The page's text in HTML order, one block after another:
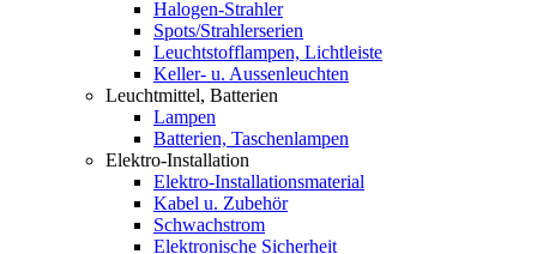
Halogen-Strahler
Spots/Strahlerserien
Leuchtstofflampen, Lichtleiste
Keller- u. Aussenleuchten
Leuchtmittel, Batterien
Lampen
Batterien, Taschenlampen
Elektro-Installation
Elektro-Installationsmaterial
Kabel u. Zubehör
Schwachstrom
Elektronische Sicherheit